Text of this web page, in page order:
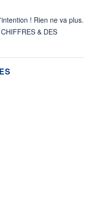
! Rien ne va plus.
& DES